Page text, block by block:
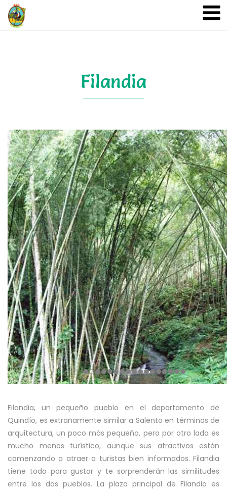
Filandia
Filandia, un pequeño pueblo en el departamento de
Quindío, es extrañamente similar a Salento en términos de
arquitectura, un poco más pequeño, pero por otro lado es
mucho menos turístico, aunque sus atractivos están
comenzando a atraer a turistas bien informados. Filandia
tiene todo para gustar y te sorprenderán las similitudes
entre los dos pueblos. La plaza principal de Filandia es